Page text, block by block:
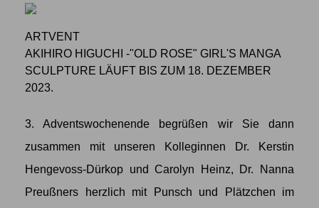
ARTVENT
AKIHIRO HIGUCHI -"OLD ROSE" GIRL'S MANGA
SCULPTURE LÄUFT BIS ZUM 18. DEZEMBER
2023.
3. Adventswochenende begrüßen wir Sie dann
zusammen mit unseren Kolleginnen Dr. Kerstin
Hengevoss-Dürkop und Carolyn Heinz, Dr. Nanna
Preußners herzlich mit Punsch und Plätzchen im